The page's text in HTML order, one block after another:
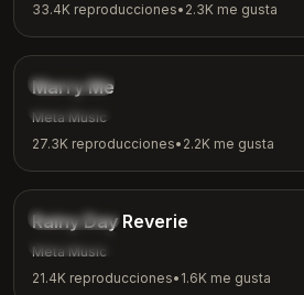
33.4K reproducciones• 2.3K me gusta
Romántico
Amor
Marry Me
Meta Music
27.3K reproducciones• 2.2K me gusta
Ambiental
Día lluvioso
Rainy Day Reverie
Meta Music
21.4K reproducciones• 1.6K me gusta